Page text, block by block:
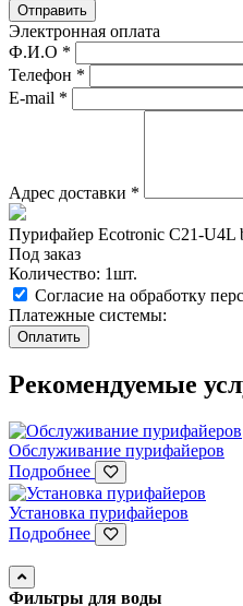
Отправить
Электронная оплата
Ф.И.О *
Телефон *
E-mail *
Адрес доставки *
Пурифайер Ecotronic C21-U4L
Под заказ
Количество: 1шт.
Согласие на обработку
Платежные системы:
Рекомендуемые
Обслуживание пурифайеров
Подробнее
Установка пурифайеров
Подробнее
Фильтры для воды